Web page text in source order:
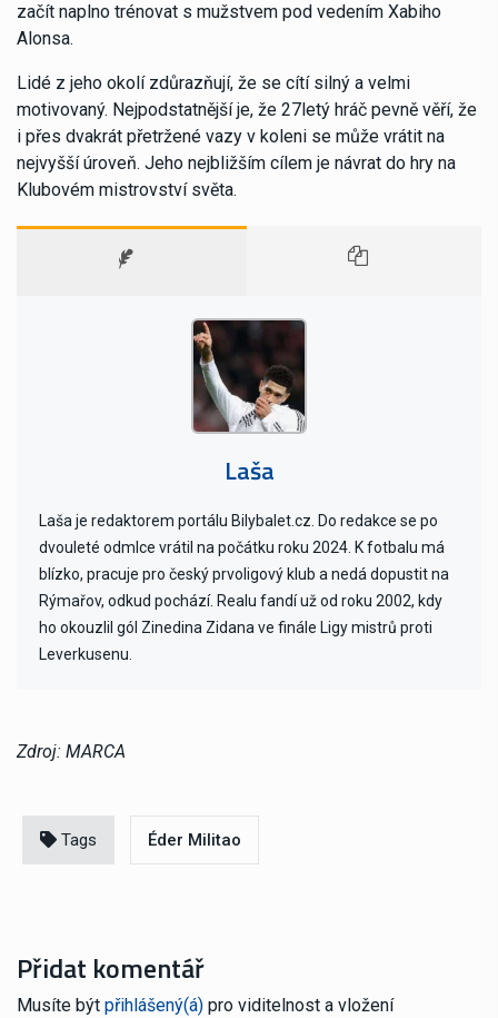
začít naplno trénovat s mužstvem pod vedením Xabiho
Alonsa.
Lidé z jeho okolí zdůrazňují, že se cítí silný a velmi
motivovaný. Nejpodstatnější je, že 27letý hráč pevně věří, že
i přes dvakrát přetržené vazy v koleni se může vrátit na
nejvyšší úroveň. Jeho nejbližším cílem je návrat do hry na
Klubovém mistrovství světa.
Laša
Laša je redaktorem portálu Bilybalet.cz. Do redakce se po
dvouleté odmlce vrátil na počátku roku 2024. K fotbalu má
blízko, pracuje pro český prvoligový klub a nedá dopustit na
Rýmařov, odkud pochází. Realu fandí už od roku 2002, kdy
ho okouzlil gól Zinedina Zidana ve finále Ligy mistrů proti
Leverkusenu.
Zdroj: MARCA
Tags Éder Militao
Přidat komentář
Musíte být přihlášený(á) pro viditelnost a vložení